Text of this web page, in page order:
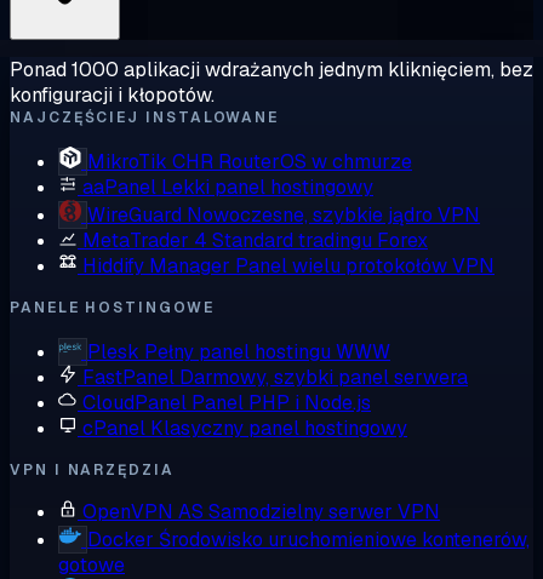
Ponad 1000 aplikacji wdrażanych jednym kliknięciem, bez
konfiguracji i kłopotów.
NAJCZĘŚCIEJ INSTALOWANE
MikroTik CHR RouterOS w chmurze
aaPanel Lekki panel hostingowy
WireGuard Nowoczesne, szybkie jądro VPN
MetaTrader 4 Standard tradingu Forex
Hiddify Manager Panel wielu protokołów VPN
PANELE HOSTINGOWE
Plesk Pełny panel hostingu WWW
FastPanel Darmowy, szybki panel serwera
CloudPanel Panel PHP i Node.js
cPanel Klasyczny panel hostingowy
VPN I NARZĘDZIA
OpenVPN AS Samodzielny serwer VPN
Docker Środowisko uruchomieniowe kontenerów,
gotowe